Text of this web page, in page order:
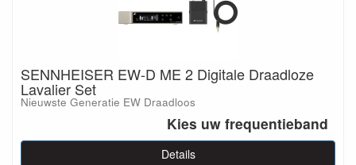
SENNHEISER EW-D ME 2 Digitale Draadloze
Lavalier Set
Nieuwste Generatie EW Draadloos
Kies uw frequentieband
Details